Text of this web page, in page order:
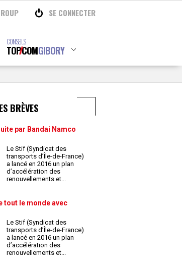
SE CONNECTER
CONSEILS
TOPCOMGIBORY
BRÈVES
par Bandai Namco
Le Stif (Syndicat des
transports d’Île-de-France)
a lancé en 2016 un plan
d’accélération des
renouvellements et...
tout le monde avec
Le Stif (Syndicat des
transports d’Île-de-France)
a lancé en 2016 un plan
d’accélération des
renouvellements et...